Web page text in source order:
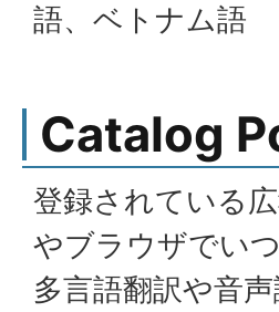
語、ベトナム語
Catalog
登録されている
やブラウザでい
多言語翻訳や音